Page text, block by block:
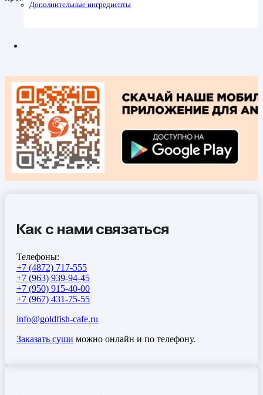
Дополнительные ингредиенты
Как с нами связаться
Телефоны:
+7 (4872) 717-555
+7 (963) 939-94-45
+7 (950) 915-40-00
+7 (967) 431-75-55
info@goldfish-cafe.ru
Заказать суши можно онлайн и по телефону.